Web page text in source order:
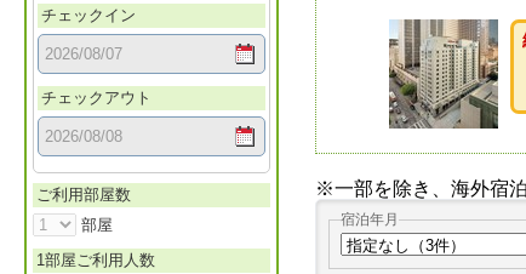
チェックイン
チェックアウト
ご利用部屋数
部屋
1部屋ご利用人数
※一部を除き、海外宿
宿泊年月